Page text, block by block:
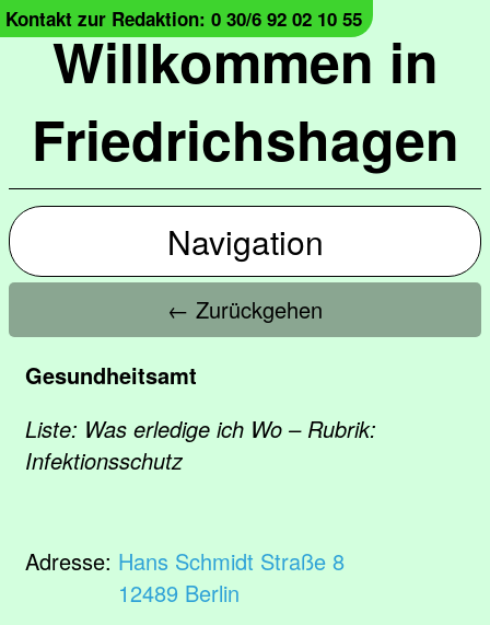
Willkommen in
Friedrichshagen
Kontakt zur Redaktion: 0 30/6 92 02 10 55
Navigation
← Zurückgehen
Gesundheitsamt
Liste: Was erledige ich Wo – Rubrik:
Infektionsschutz
Adresse: Hans Schmidt Straße 8
12489 Berlin